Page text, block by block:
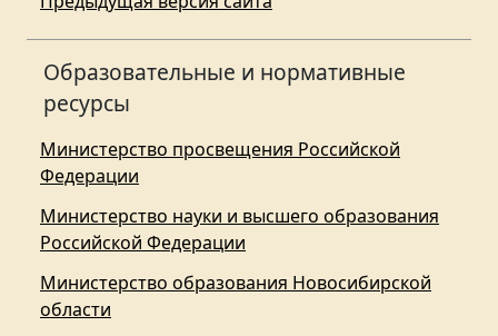
Образовательные и нормативные
ресурсы
Министерство просвещения Российской
Федерации
Министерство науки и высшего образования
Российской Федерации
Министерство образования Новосибирской
области